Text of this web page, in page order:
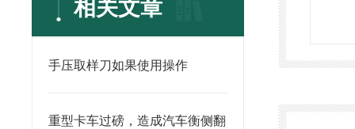
相关文章
手压取样刀如果使用操作
重型卡车过磅，造成汽车衡侧翻